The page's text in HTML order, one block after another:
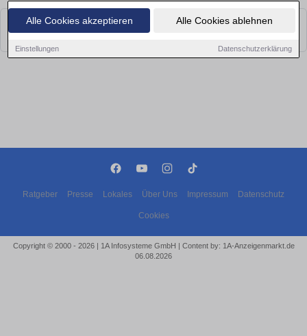
Alle Cookies akzeptieren Alle Cookies ablehnen
Einstellungen Datenschutzerklärung
Leider konnten wir derzeit keine passenden Objekte finden. Schauen Sie
bald wieder vorbei!
Ratgeber Presse Lokales Über Uns Impressum Datenschutz
Cookies
Copyright © 2000 - 2026 | 1A Infosysteme GmbH | Content by: 1A-Anzeigenmarkt.de
06.08.2026